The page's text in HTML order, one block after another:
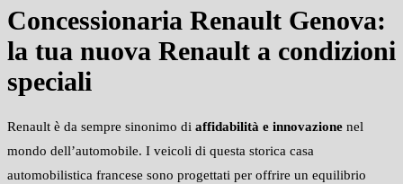
Concessionaria Renault Genova:
la tua nuova Renault a condizioni
speciali
Renault è da sempre sinonimo di affidabilità e innovazione nel
mondo dell’automobile. I veicoli di questa storica casa
automobilistica francese sono progettati per offrire un equilibrio